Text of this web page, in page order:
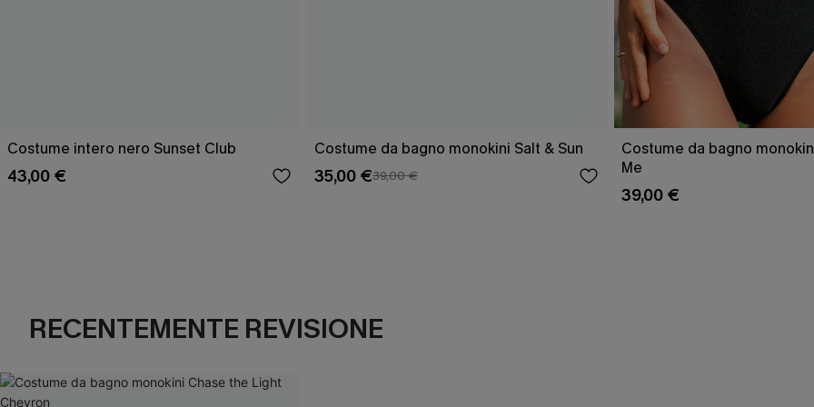
Costume intero nero Sunset Club
43,00 €
Costume da bagno monokini Salt & Sun
35,00 €39,00 €
Costume da bagno
Me
39,00 €
RECENTEMENTE REVISIONE